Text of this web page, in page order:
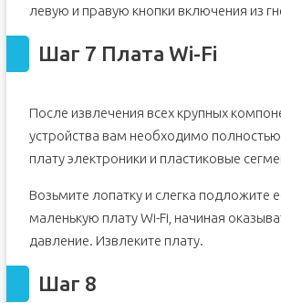
левую и правую кнопки включения из
Шаг 7 Плата Wi-Fi
После извлечения всех крупных
устройства вам необходимо
плату электроники и пластиковые
Возьмите лопатку и слегка подложите
маленькую плату Wi-Fi, начиная
давление. Извлеките плату.
Шаг 8